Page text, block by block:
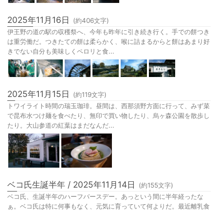
2025年11月16日 (約406文字)
伊王野の道の駅の収穫祭へ、今年も昨年に引き続き行く。手での餅つき
は重労働だ。つきたての餅は柔らかく、喉に詰まるからと餅はあまり好
きでない自分も美味しくペロリと食...
2025年11月15日 (約119文字)
トワイライト時間の瑞玉珈琲。昼間は、西那須野方面に行って、みず菜
で昆布水つけ麺を食べたり、無印で買い物したり、烏ヶ森公園を散歩し
たり。大山参道の紅葉はまだなんだ...
ベコ氏生誕半年 / 2025年11月14日 (約155文字)
ベコ氏、生誕半年のハーフバースデー。あっという間に半年経ったな
ぁ。ベコ氏は特に何事もなく、元気に育っていて何よりだ。最近離乳食